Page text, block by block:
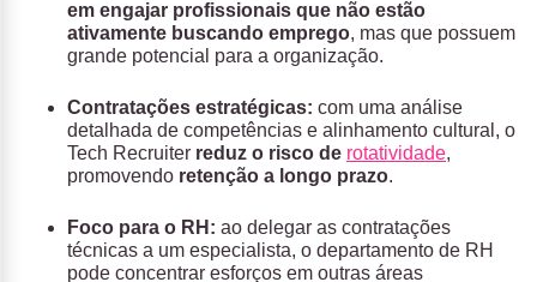
em engajar profissionais que não estão
ativamente buscando emprego, mas que possuem
grande potencial para a organização.
Contratações estratégicas: com uma análise
detalhada de competências e alinhamento cultural, o
Tech Recruiter reduz o risco de rotatividade,
promovendo retenção a longo prazo.
Foco para o RH: ao delegar as contratações
técnicas a um especialista, o departamento de RH
pode concentrar esforços em outras áreas